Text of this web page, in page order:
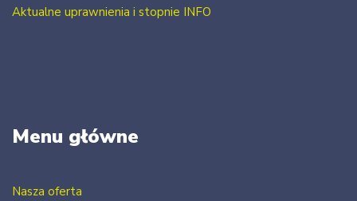
Aktualne uprawnienia i stopnie INFO
Menu główne
Nasza oferta